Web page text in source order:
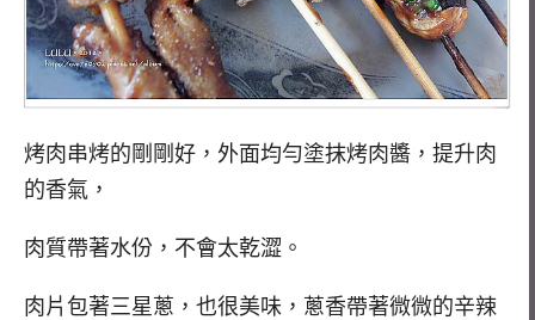
烤肉串烤的剛剛好，外面均勻塗抹烤肉醬，提升肉
的香氣，
肉質帶著水份，不會太乾澀。
肉片包著三星蔥，也很美味，蔥香帶著微微的辛辣